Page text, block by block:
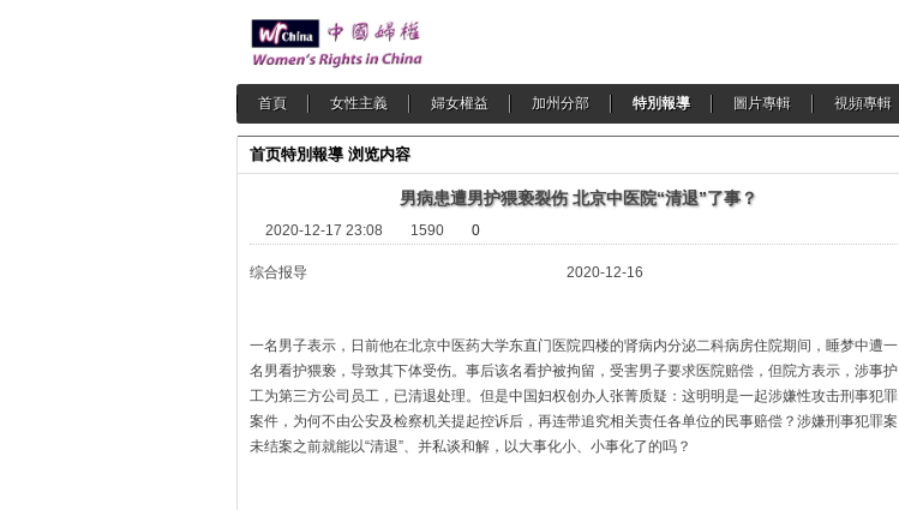
首頁 女性主義 婦女權益 加州分部 特別報導 圖片專輯 視頻專輯
首页特別報導 浏览内容
男病患遭男护猥亵裂伤 北京中医院“清退”了事？
2020-12-17 23:08 1590 0
综合报导 2020-12-16
一名男子表示，日前他在北京中医药大学东直门医院四楼的肾病内分泌二科病房住院期间，睡梦中遭一
名男看护猥亵，导致其下体受伤。事后该名看护被拘留，受害男子要求医院赔偿，但院方表示，涉事护
工为第三方公司员工，已清退处理。但是中国妇权创办人张菁质疑：这明明是一起涉嫌性攻击刑事犯罪
案件，为何不由公安及检察机关提起控诉后，再连带追究相关责任各单位的民事赔偿？涉嫌刑事犯罪案
未结案之前就能以“清退”、并私谈和解，以大事化小、小事化了的吗？